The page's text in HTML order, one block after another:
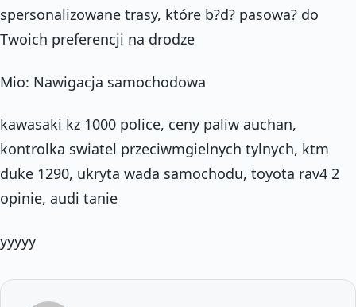
spersonalizowane trasy, które b?d? pasowa? do
Twoich preferencji na drodze
Mio: Nawigacja samochodowa
kawasaki kz 1000 police, ceny paliw auchan,
kontrolka swiatel przeciwmgielnych tylnych, ktm
duke 1290, ukryta wada samochodu, toyota rav4 2
opinie, audi tanie
yyyyy